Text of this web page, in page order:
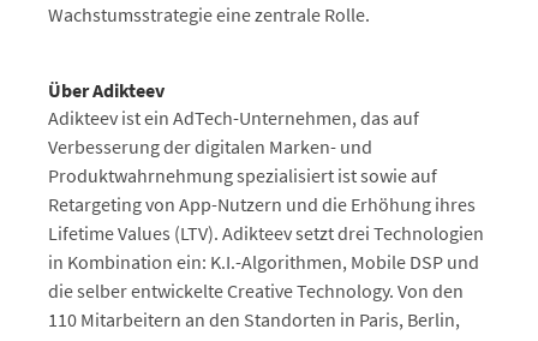
Wachstumsstrategie eine zentrale Rolle.
Über Adikteev
Adikteev ist ein AdTech-Unternehmen, das auf
Verbesserung der digitalen Marken- und
Produktwahrnehmung spezialisiert ist sowie auf
Retargeting von App-Nutzern und die Erhöhung ihres
Lifetime Values (LTV). Adikteev setzt drei Technologien
in Kombination ein: K.I.-Algorithmen, Mobile DSP und
die selber entwickelte Creative Technology. Von den
110 Mitarbeitern an den Standorten in Paris, Berlin,